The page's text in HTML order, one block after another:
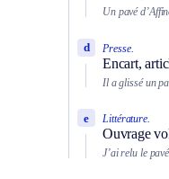
Un pavé
Presse.
Encart,
d
Il a glissé un
Littérature.
Ouvrage
e
J’ai relu le